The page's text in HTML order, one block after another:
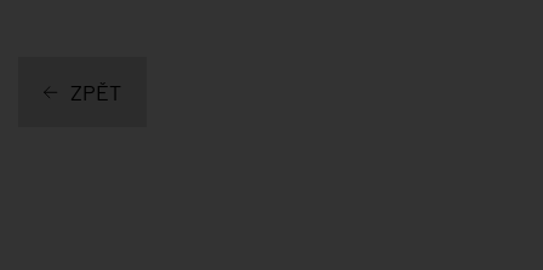
ZPĚT